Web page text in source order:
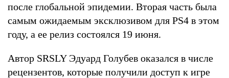
после глобальной эпидемии. Вторая часть была
самым ожидаемым эксклюзивом для PS4 в этом
году, а ее релиз состоялся 19 июня.
Автор SRSLY Эдуард Голубев оказался в числе
рецензентов, которые получили доступ к игре